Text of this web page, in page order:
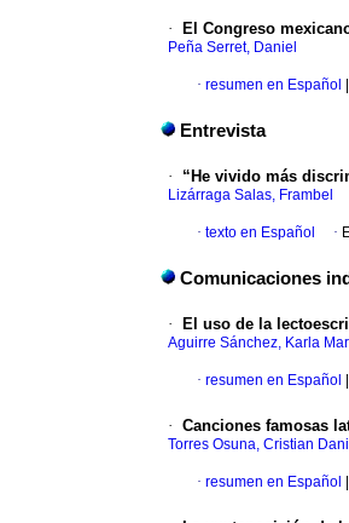
· El Congreso
Peña Serret, Daniel
· resumen en Español
Entrevista
· “He vivido más
Lizárraga Salas, Frambel
· texto en Español ·
Comunicaciones
· El uso de la
Aguirre Sánchez, Karla
· resumen en Español
· Canciones famosas
Torres Osuna, Cristian
· resumen en Español